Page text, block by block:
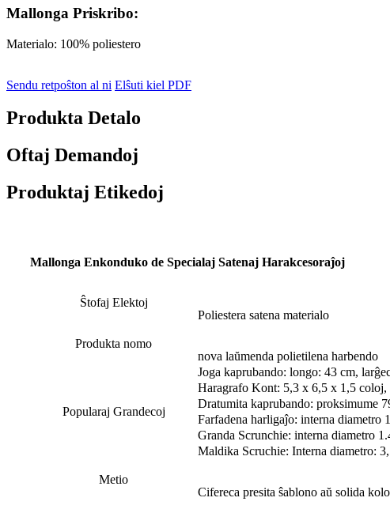
Mallonga Priskribo:
Materialo: 100% poliestero
Sendu retpoŝton al ni Elŝuti kiel PDF
Produkta Detalo
Oftaj Demandoj
Produktaj Etikedoj
Mallonga Enkonduko de Specialaj Satenaj Harakcesoraĵoj
Ŝtofaj Elektoj
Poliestera satena materialo
Produkta nomo
nova laŭmenda polietilena harbendo
Popularaj Grandecoj
Joga kaprubando: longo: 43 cm,
Haragrafo Kont: 5,3 x 6,5 x 1,5 coloj,
Dratumita kaprubando: proksimume
Farfadena harligaĵo: interna diametro
Granda Scrunchie: interna diametro
Maldika Scruchie: Interna diametro:
Metio
Cifereca presita ŝablono aŭ solida